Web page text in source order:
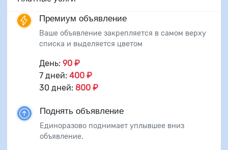
Премиум объявление
Ваше объявление закрепляется в самом верху
списка и выделяется цветом
День: 90 ₽
7 дней: 400 ₽
30 дней: 800 ₽
Поднять объявление
Единоразово поднимает уплывшее вниз
объявление.